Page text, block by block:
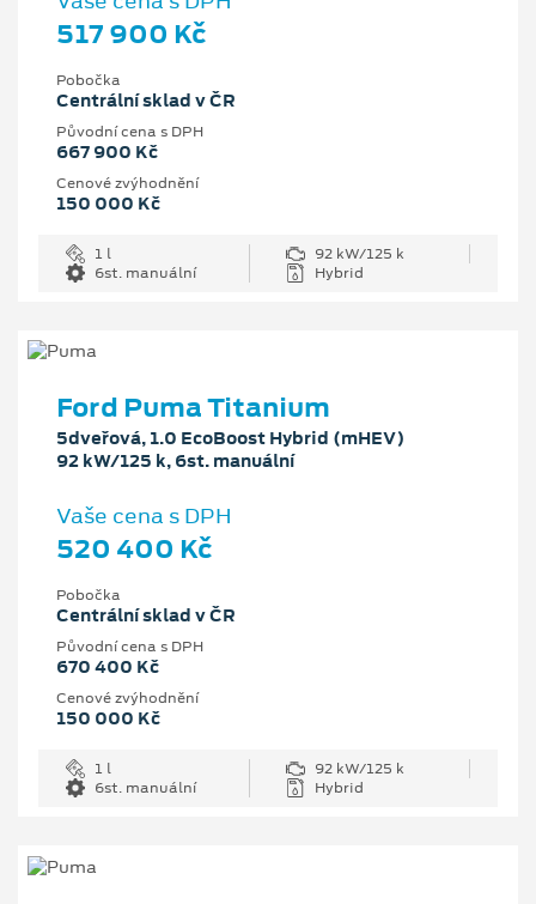
517 900 Kč
Pobočka
Centrální sklad v ČR
Původní cena s DPH
667 900 Kč
Cenové zvýhodnění
150 000 Kč
1 l
92 kW/125 k
6st. manuální
Hybrid
Ford Puma Titanium
5dveřová, 1.0 EcoBoost Hybrid (mHEV)
92 kW/125 k, 6st. manuální
Vaše cena s DPH
520 400 Kč
Pobočka
Centrální sklad v ČR
Původní cena s DPH
670 400 Kč
Cenové zvýhodnění
150 000 Kč
1 l
92 kW/125 k
6st. manuální
Hybrid